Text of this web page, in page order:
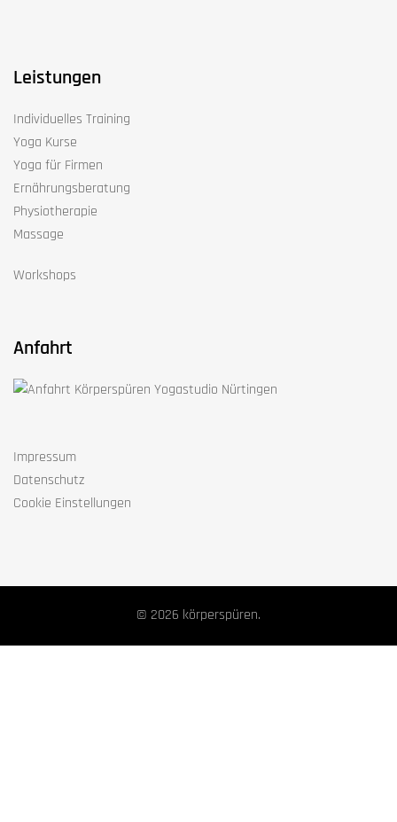
Leistungen
Individuelles Training
Yoga Kurse
Yoga für Firmen
Ernährungsberatung
Physiotherapie
Massage
Workshops
Anfahrt
Impressum
Datenschutz
Cookie Einstellungen
© 2026 körperspüren.